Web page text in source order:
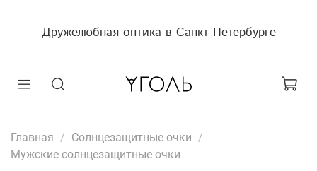
Дружелюбная оптика в Санкт-Петербурге
Главная
Солнцезащитные очки
Мужские солнцезащитные очки